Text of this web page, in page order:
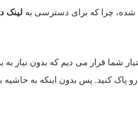
شده، چرا که برای دسترسی به لینک
شما قرار می دیم که بدون نیاز به
رو پاک کنید. پس بدون اینکه به